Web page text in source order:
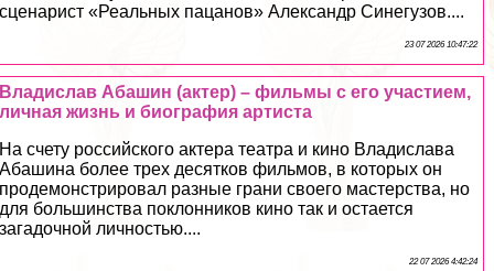
сценарист «Реальных пацанов» Александр Синегузов....
23 07 2026 10:47:22
Владислав Абашин (актер) – фильмы с его участием,
личная жизнь и биография артиста
На счету российского актера театра и кино Владислава
Абашина более трех десятков фильмов, в которых он
продемонстрировал разные грани своего мастерства, но
для большинства поклонников кино так и остается
загадочной личностью....
22 07 2026 4:42:24